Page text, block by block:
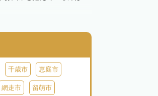
千歳市 恵庭市
網走市 留萌市